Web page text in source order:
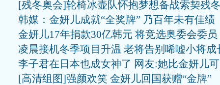
[残冬奥会]轮椅冰壶队怀抱梦想备战索契残
韩媒：金妍儿成就“全奖牌” 乃百年未有佳绩
金妍儿17年捐款30亿韩元 将竞选奥委会委员
凌晨接机冬季项目升温 老将告别唏嘘小将成
李子君在日本也成女神了 网友:她比金妍儿
[高清组图]强颜欢笑 金妍儿回国获赠“金牌”